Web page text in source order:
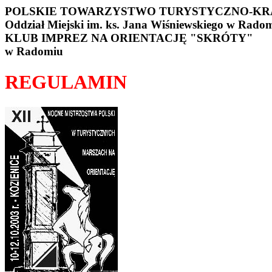
POLSKIE TOWARZYSTWO TURYSTYCZNO-
Oddział Miejski im. ks. Jana Wiśniewskiego w
KLUB IMPREZ NA ORIENTACJĘ "SKRÓTY"
w Radomiu
REGULAMIN